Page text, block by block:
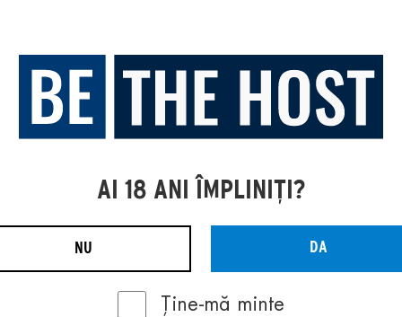
AI 18 ANI ÎMPLINIȚI?
NU DA
Ține-mă minte